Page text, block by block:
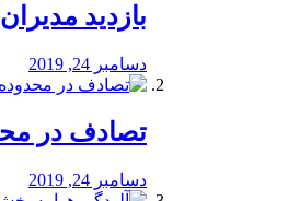
بازدید
دسامبر 24, 2019
تصادف در
دسامبر 24, 2019